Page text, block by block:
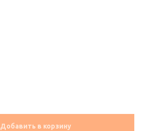
Добавить в корзину